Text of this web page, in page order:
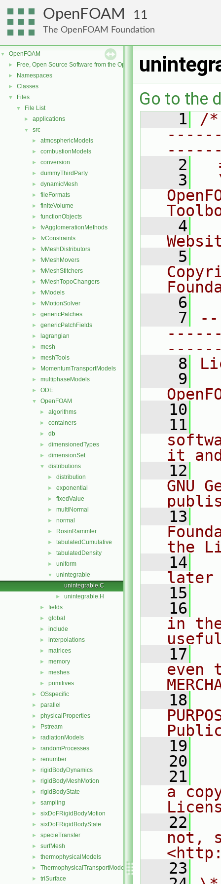
OpenFOAM 11
The OpenFOAM Foundation
▼ OpenFOAM
► Free, Open Source Software from the OpenFOAM Foundation
► Namespaces
► Classes
▼ Files
▼ File List
► applications
▼ src
► atmosphericModels
► combustionModels
► conversion
► dummyThirdParty
► dynamicMesh
► fileFormats
► finiteVolume
► functionObjects
► fvAgglomerationMethods
► fvConstraints
► fvMeshDistributors
► fvMeshMovers
► fvMeshStitchers
► fvMeshTopoChangers
► fvModels
► fvMotionSolver
► genericPatches
► genericPatchFields
► lagrangian
► mesh
► meshTools
► MomentumTransportModels
► multiphaseModels
► ODE
▼ OpenFOAM
► algorithms
► containers
► db
► dimensionedTypes
► dimensionSet
▼ distributions
► distribution
► exponential
► fixedValue
► multiNormal
► normal
► RosinRammler
► tabulatedCumulative
► tabulatedDensity
► uniform
▼
unintegrable
unintegrable.C
► unintegrable.H
► fields
► global
► include
► interpolations
► matrices
► memory
► meshes
► primitives
► OSspecific
► parallel
► physicalProperties
► Pstream
► radiationModels
► randomProcesses
► renumber
► rigidBodyDynamics
► rigidBodyMeshMotion
► rigidBodyState
► sampling
► sixDoFRigidBodyMotion
► sixDoFRigidBodyState
► specieTransfer
► surfMesh
► thermophysicalModels
► ThermophysicalTransportModels
► triSurface
Go to the
    1
/
    2
    3
    4
    5
    6
    7
    8
    9
   10
   11
it
   12
GNU
   13
the
   14
later
   15
   16
in
   17
even
   18
   19
   20
   21
a
   22
not,
   23